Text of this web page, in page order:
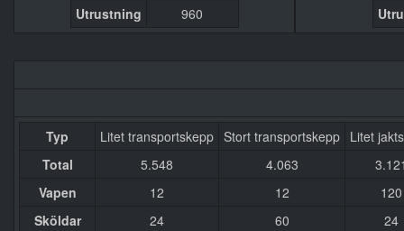
Utrustning
960
Typ Litet transportskepp Stort transportskepp Litet
Total
5.548 4.063
Vapen
12 12
120
Sköldar
24 60
24